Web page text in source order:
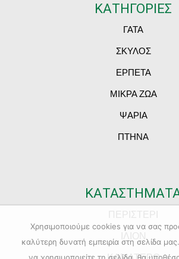
ΚΑΤΗΓΟΡΙΕΣ
ΓΑΤΑ
ΣΚΥΛΟΣ
ΕΡΠΕΤΑ
ΜΙΚΡΑ ΖΩΑ
ΨΑΡΙΑ
ΠΤΗΝΑ
ΚΑΜΑΤΕΡΟ
Χρησιμοποιούμε cookies για να σας
καλύτερη δυνατή εμπειρία στη σελίδα